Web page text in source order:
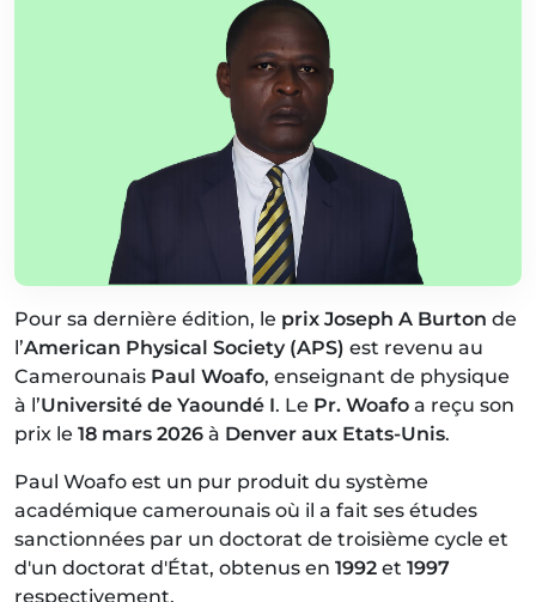
Pour sa dernière édition, le prix Joseph A Burton de
l’American Physical Society (APS) est revenu au
Camerounais Paul Woafo, enseignant de physique
à l’Université de Yaoundé I. Le Pr. Woafo a reçu son
prix le 18 mars 2026 à Denver aux Etats-Unis.
Paul Woafo est un pur produit du système
académique camerounais où il a fait ses études
sanctionnées par un doctorat de troisième cycle et
d'un doctorat d'État, obtenus en 1992 et 1997
respectivement.